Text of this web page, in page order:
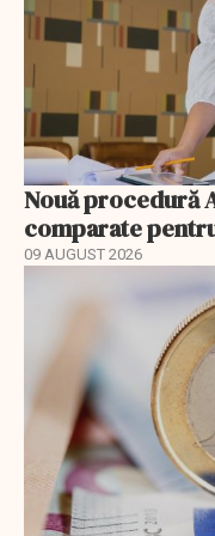
Nouă procedură
comparate
09 AUGUST 2026